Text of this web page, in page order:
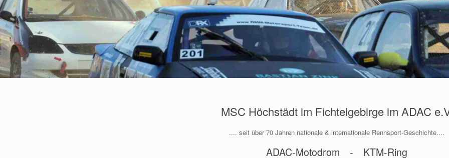
MSC Höchstädt im Fichtelgebirge im ADAC
.... seit über 70 Jahren nationale & internationale Rennsport-Geschichte....
ADAC-Motodrom - KTM-Ring